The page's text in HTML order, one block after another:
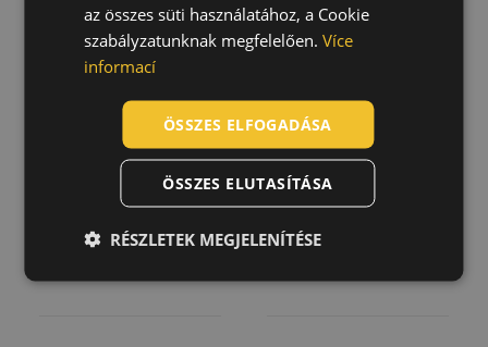
(8)
TB 120CE STATIC
kesztyű
01080257
TB 718STAC
kesztyű
HUNGARIAN
SLOVAK
GERMAN
az összes süti használatához, a Cookie
szabályzatunknak megfelelően. Více
informací
ÖSSZES ELFOGADÁSA
ÖSSZES ELUTASÍTÁSA
RÉSZLETEK MEGJELENÍTÉSE